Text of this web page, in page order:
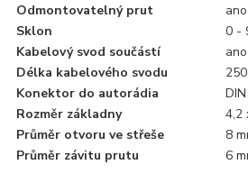
Odmontovatelný prut
ano
Sklon
0 -
Kabelový svod součástí
ano
Délka kabelového svodu
Konektor do autorádia
DIN
Rozměr základny
4,2
Průměr otvoru ve střeše
8
Průměr závitu prutu
6